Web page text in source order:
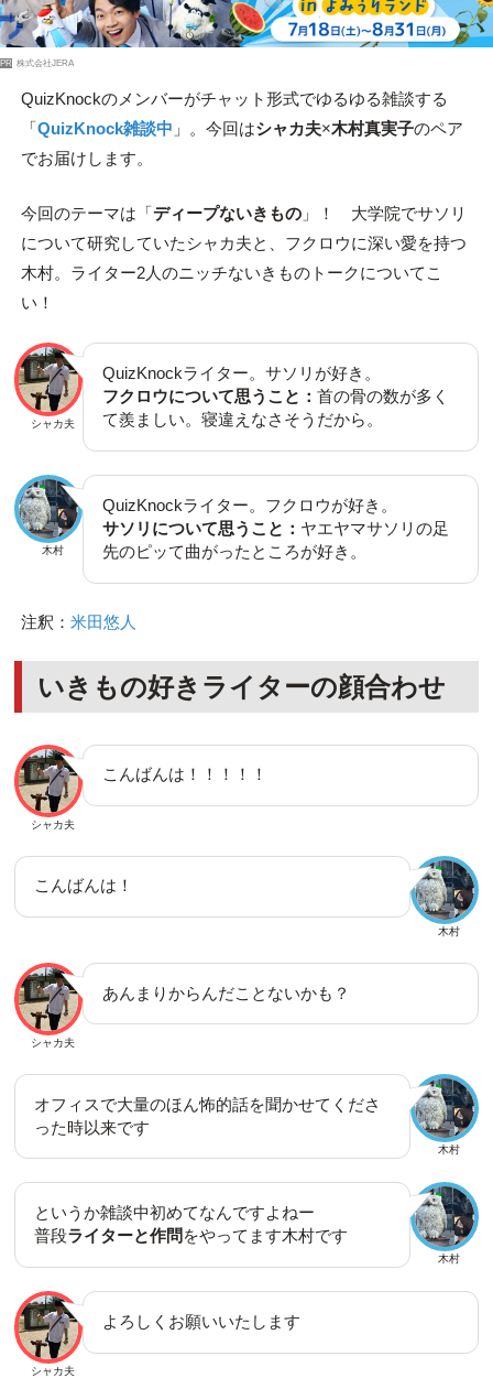
PR 株式会社JERA
QuizKnockのメンバーがチャット形式でゆるゆる雑談する
「QuizKnock雑談中 」。今回はシャカ夫×木村真実子のペア
でお届けします。
今回のテーマは「ディープないきもの」！ 大学院でサソリ
について研究していたシャカ夫と、フクロウに深い愛を持つ
木村。ライター2人のニッチないきものトークについてこ
い！
シャカ夫
QuizKnockライター。サソリが好き。
フクロウについて思うこと：首の骨の数が多く
て羨ましい。寝違えなさそうだから。
木村
QuizKnockライター。フクロウが好き。
サソリについて思うこと： ヤエヤマサソリの足
先のピッて曲がったところが好き。
注釈： 米田悠人
いきもの好きライターの顔合わせ
シャカ夫
こんばんは！！！！！
木村
こんばんは！
シャカ夫
あんまりからんだことないかも？
木村
オフィスで大量のほん怖的話を聞かせてくださ
った時以来です
木村
というか雑談中初めてなんですよねー
普段ライターと作問 をやってます木村です
シャカ夫
よろしくお願いいたします